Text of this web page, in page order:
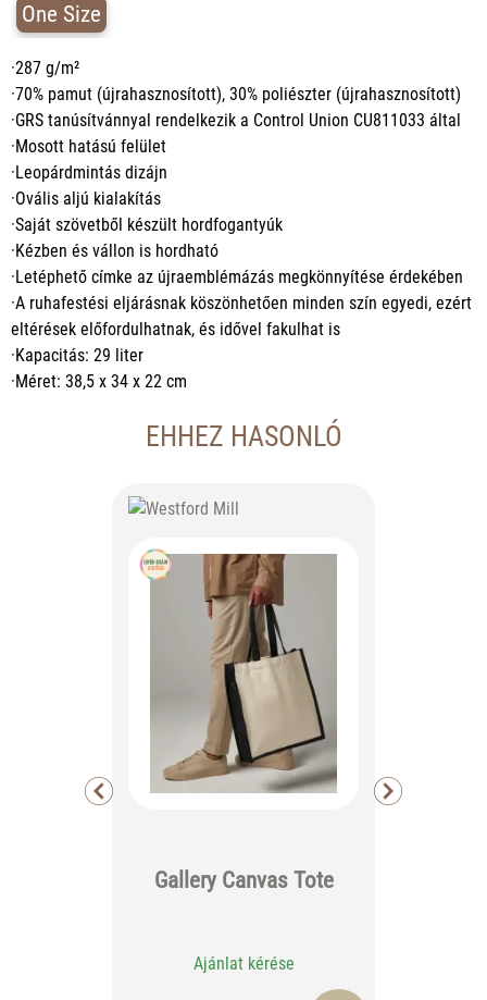
One Size
·287 g/m²
·70% pamut (újrahasznosított), 30% poliészter (újrahasznosított)
·GRS tanúsítvánnyal rendelkezik a Control Union CU811033 által
·Mosott hatású felület
·Leopárdmintás dizájn
·Ovális aljú kialakítás
·Saját szövetből készült hordfogantyúk
·Kézben és vállon is hordható
·Letéphető címke az újraemblémázás megkönnyítése érdekében
·A ruhafestési eljárásnak köszönhetően minden szín egyedi, ezért
eltérések előfordulhatnak, és idővel fakulhat is
·Kapacitás: 29 liter
·Méret: 38,5 x 34 x 22 cm
EHHEZ HASONLÓ
Gallery Canvas Tote
Ajánlat kérése